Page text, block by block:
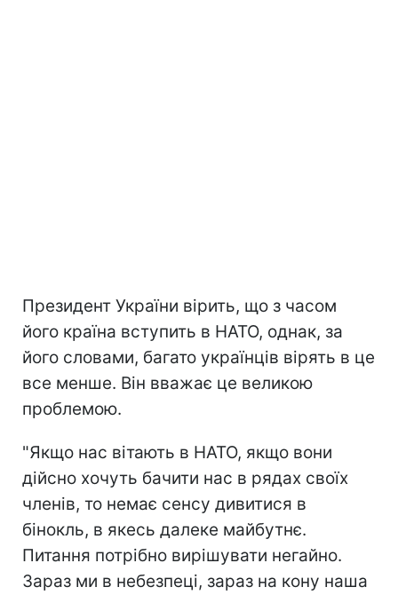
Президент України вірить, що з часом
його країна вступить в НАТО, однак, за
його словами, багато українців вірять в це
все менше. Він вважає це великою
проблемою.
"Якщо нас вітають в НАТО, якщо вони
дійсно хочуть бачити нас в рядах своїх
членів, то немає сенсу дивитися в
бінокль, в якесь далеке майбутнє.
Питання потрібно вирішувати негайно.
Зараз ми в небезпеці, зараз на кону наша